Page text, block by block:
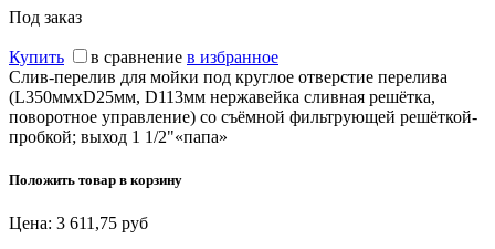
Под заказ
Купить в сравнение в избранное
Слив-перелив для мойки под круглое отверстие перелива
(L350ммхD25мм, D113мм нержавейка сливная решётка,
поворотное управление) со съёмной фильтрующей решёткой-
пробкой; выход 1 1/2"«папа»
Положить товар в корзину
Цена: 3 611,75 руб